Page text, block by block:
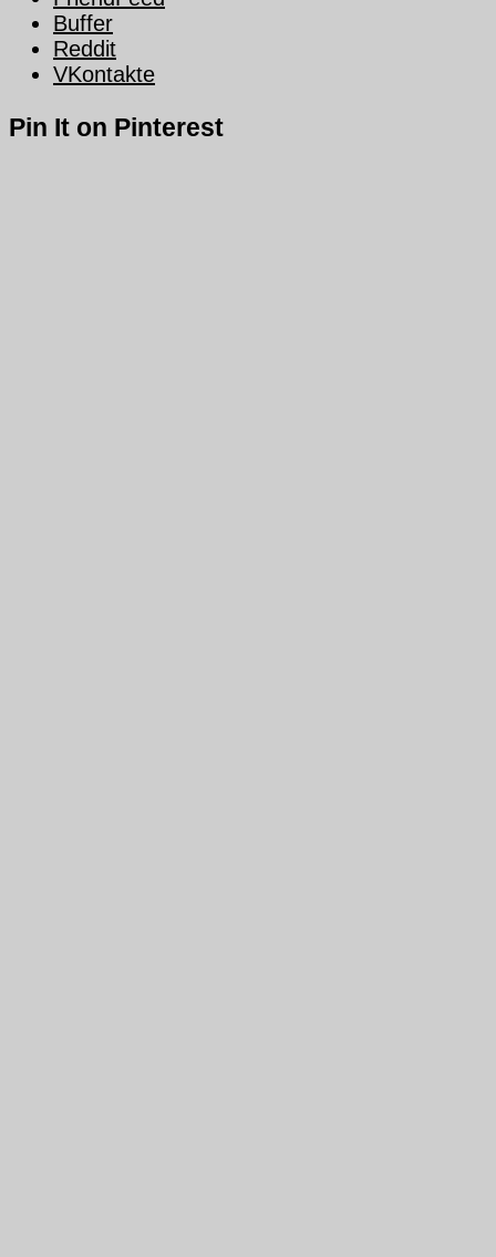
Buffer
Reddit
VKontakte
Pin It on Pinterest